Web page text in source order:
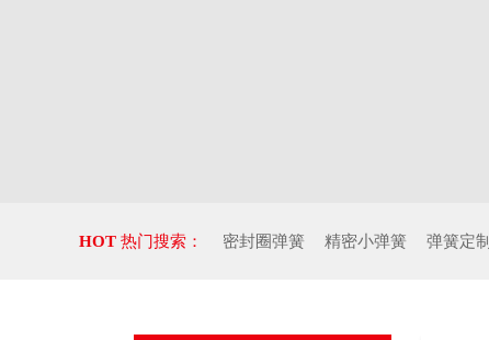
HOT 热门搜索： 密封圈弹簧 精密小弹簧 弹簧定制